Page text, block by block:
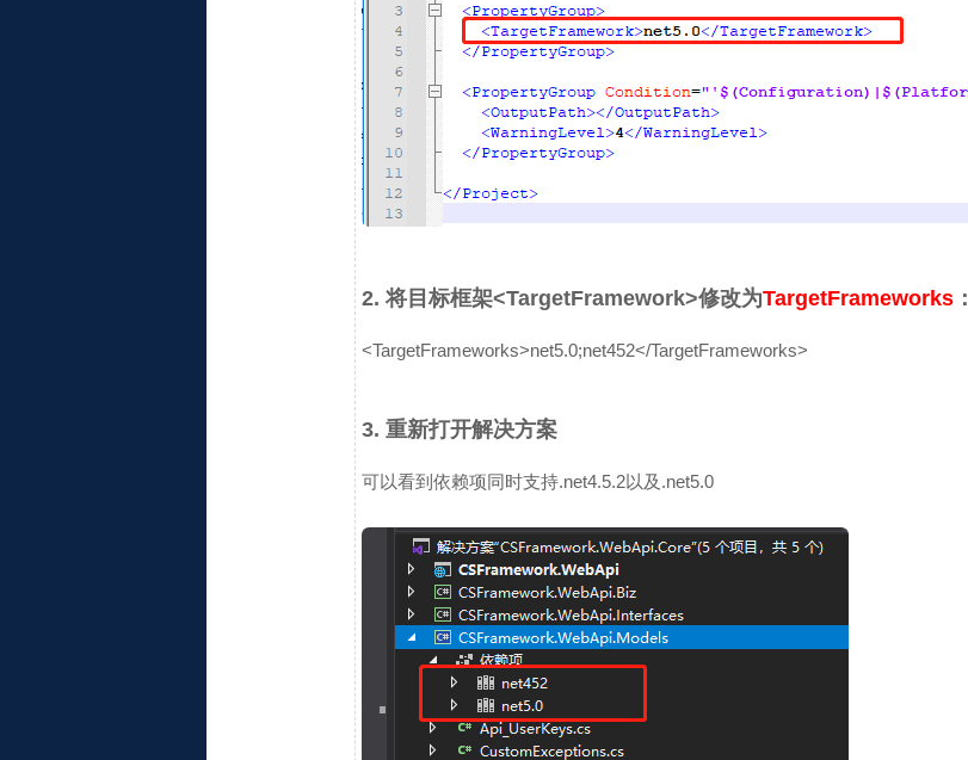
2. 将目标框架<TargetFramework>修改为TargetFrameworks：
<TargetFrameworks>net5.0;net452</TargetFrameworks>
3. 重新打开解决方案
可以看到依赖项同时支持.net4.5.2以及.net5.0